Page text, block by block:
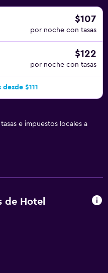
$107
por noche con tasas
$122
por noche con tasas
$111
e impuestos locales a
de Hotel